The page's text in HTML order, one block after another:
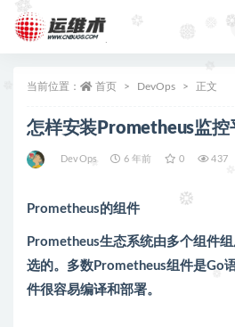
当前位置： 首页 DevOps 正文
怎样安装Prometheus监控
DevOps 6 年前 0 437
Prometheus的组件
Prometheus生态系统由多个组件
选的。多数Prometheus组件是Go
件很容易编译和部署。